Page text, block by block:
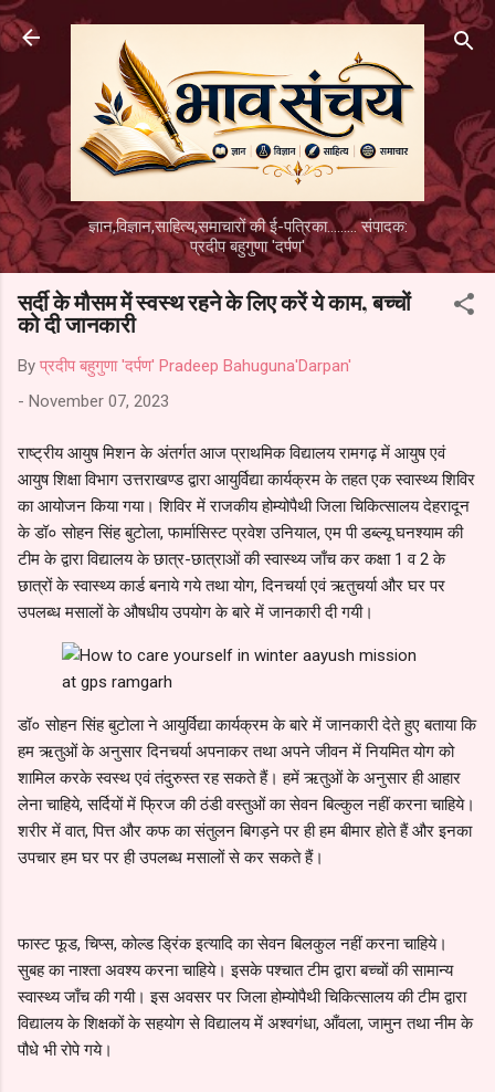
Skip to main content
ज्ञान,विज्ञान,साहित्य,समाचारों की ई-पत्रिका......... संपादक:
प्रदीप बहुगुणा 'दर्पण'
सर्दी के मौसम में स्वस्थ रहने के लिए करें ये काम, बच्चों
को दी जानकारी
By प्रदीप बहुगुणा 'दर्पण' Pradeep Bahuguna'Darpan'
- November 07, 2023
राष्ट्रीय आयुष मिशन के अंतर्गत आज प्राथमिक विद्यालय रामगढ़ में आयुष एवं
आयुष शिक्षा विभाग उत्तराखण्ड द्वारा आयुर्विद्या कार्यक्रम के तहत एक स्वास्थ्य शिविर
का आयोजन किया गया। शिविर में राजकीय होम्योपैथी जिला चिकित्सालय देहरादून
के डॉ० सोहन सिंह बुटोला, फार्मासिस्ट प्रवेश उनियाल, एम पी डब्ल्यू घनश्याम की
टीम के द्वारा विद्यालय के छात्र-छात्राओं की स्वास्थ्य जाँच कर कक्षा 1 व 2 के
छात्रों के स्वास्थ्य कार्ड बनाये गये तथा योग, दिनचर्या एवं ऋतुचर्या और घर पर
उपलब्ध मसालों के औषधीय उपयोग के बारे में जानकारी दी गयी।
डॉ० सोहन सिंह बुटोला ने आयुर्विद्या कार्यक्रम के बारे में जानकारी देते हुए बताया कि
हम ऋतुओं के अनुसार दिनचर्या अपनाकर तथा अपने जीवन में नियमित योग को
शामिल करके स्वस्थ एवं तंदुरुस्त रह सकते हैं। हमें ऋतुओं के अनुसार ही आहार
लेना चाहिये, सर्दियों में फ्रिज की ठंडी वस्तुओं का सेवन बिल्कुल नहीं करना चाहिये।
शरीर में वात, पित्त और कफ का संतुलन बिगड़ने पर ही हम बीमार होते हैं और इनका
उपचार हम घर पर ही उपलब्ध मसालों से कर सकते हैं।
फास्ट फूड, चिप्स, कोल्ड ड्रिंक इत्यादि का सेवन बिलकुल नहीं करना चाहिये।
सुबह का नाश्ता अवश्य करना चाहिये। इसके पश्चात टीम द्वारा बच्चों की सामान्य
स्वास्थ्य जाँच की गयी। इस अवसर पर जिला होम्योपैथी चिकित्सालय की टीम द्वारा
विद्यालय के शिक्षकों के सहयोग से विद्यालय में अश्वगंधा, आँवला, जामुन तथा नीम के
पौधे भी रोपे गये।